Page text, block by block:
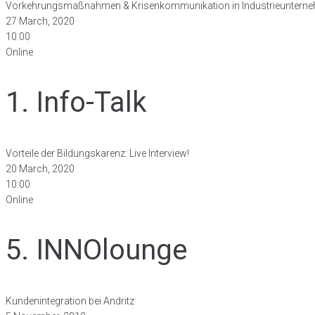
Vorkehrungsmaßnahmen & Krisenkommunikation in
27 March, 2020
10:00
Online
1. Info-Talk
Vorteile der Bildungskarenz: Live Interview!
20 March, 2020
10:00
Online
5. INNOlounge
Kundenintegration bei Andritz